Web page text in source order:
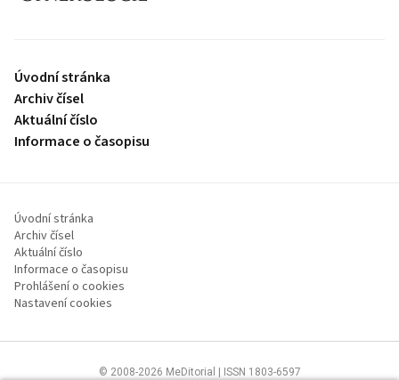
Úvodní stránka
Archiv čísel
Aktuální číslo
Informace o časopisu
Úvodní stránka
Archiv čísel
Aktuální číslo
Informace o časopisu
Prohlášení o cookies
Nastavení cookies
© 2008-2026 MeDitorial | ISSN 1803-6597